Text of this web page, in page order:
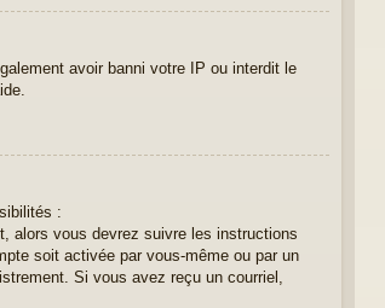
avoir banni votre IP ou interdit le
:
alors vous devrez suivre les instructions
soit activée par vous-même ou par un
Si vous avez reçu un courriel,